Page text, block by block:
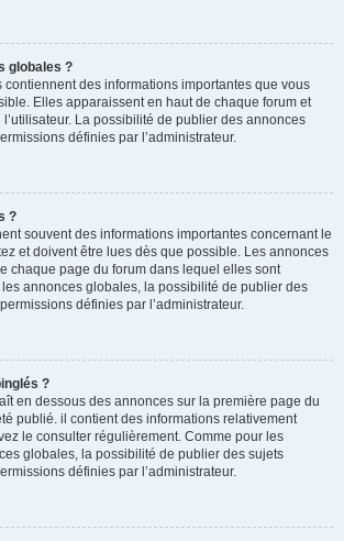
globales ?
des informations importantes que vous
Elles apparaissent en haut de chaque forum et
La possibilité de publier des annonces
définies par l’administrateur.
?
souvent des informations importantes concernant le
et doivent être lues dès que possible. Les annonces
chaque page du forum dans lequel elles sont
annonces globales, la possibilité de publier des
définies par l’administrateur.
?
en dessous des annonces sur la première page du
publié. il contient des informations relativement
le consulter régulièrement. Comme pour les
globales, la possibilité de publier des sujets
définies par l’administrateur.